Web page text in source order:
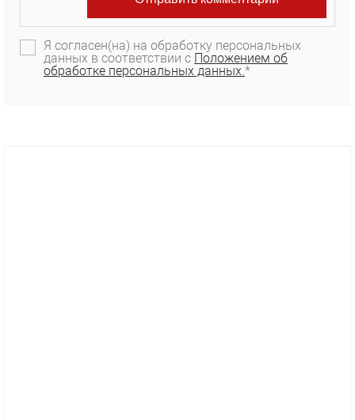
Я согласен(на) на обработку персональных
данных в соответствии с Положением об
обработке персональных данных.*